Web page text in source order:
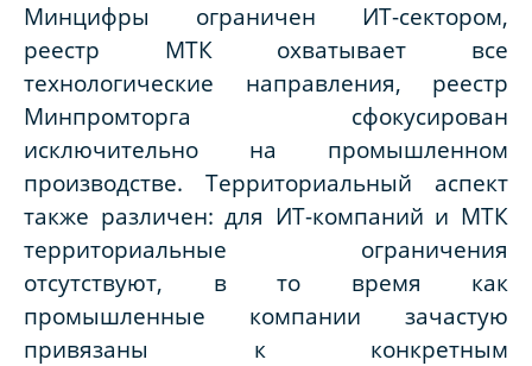
Минцифры ограничен ИТ-сектором,
реестр МТК охватывает все
технологические направления, реестр
Минпромторга сфокусирован
исключительно на промышленном
производстве. Территориальный аспект
также различен: для ИТ-компаний и МТК
территориальные ограничения
отсутствуют, в то время как
промышленные компании зачастую
привязаны к конкретным